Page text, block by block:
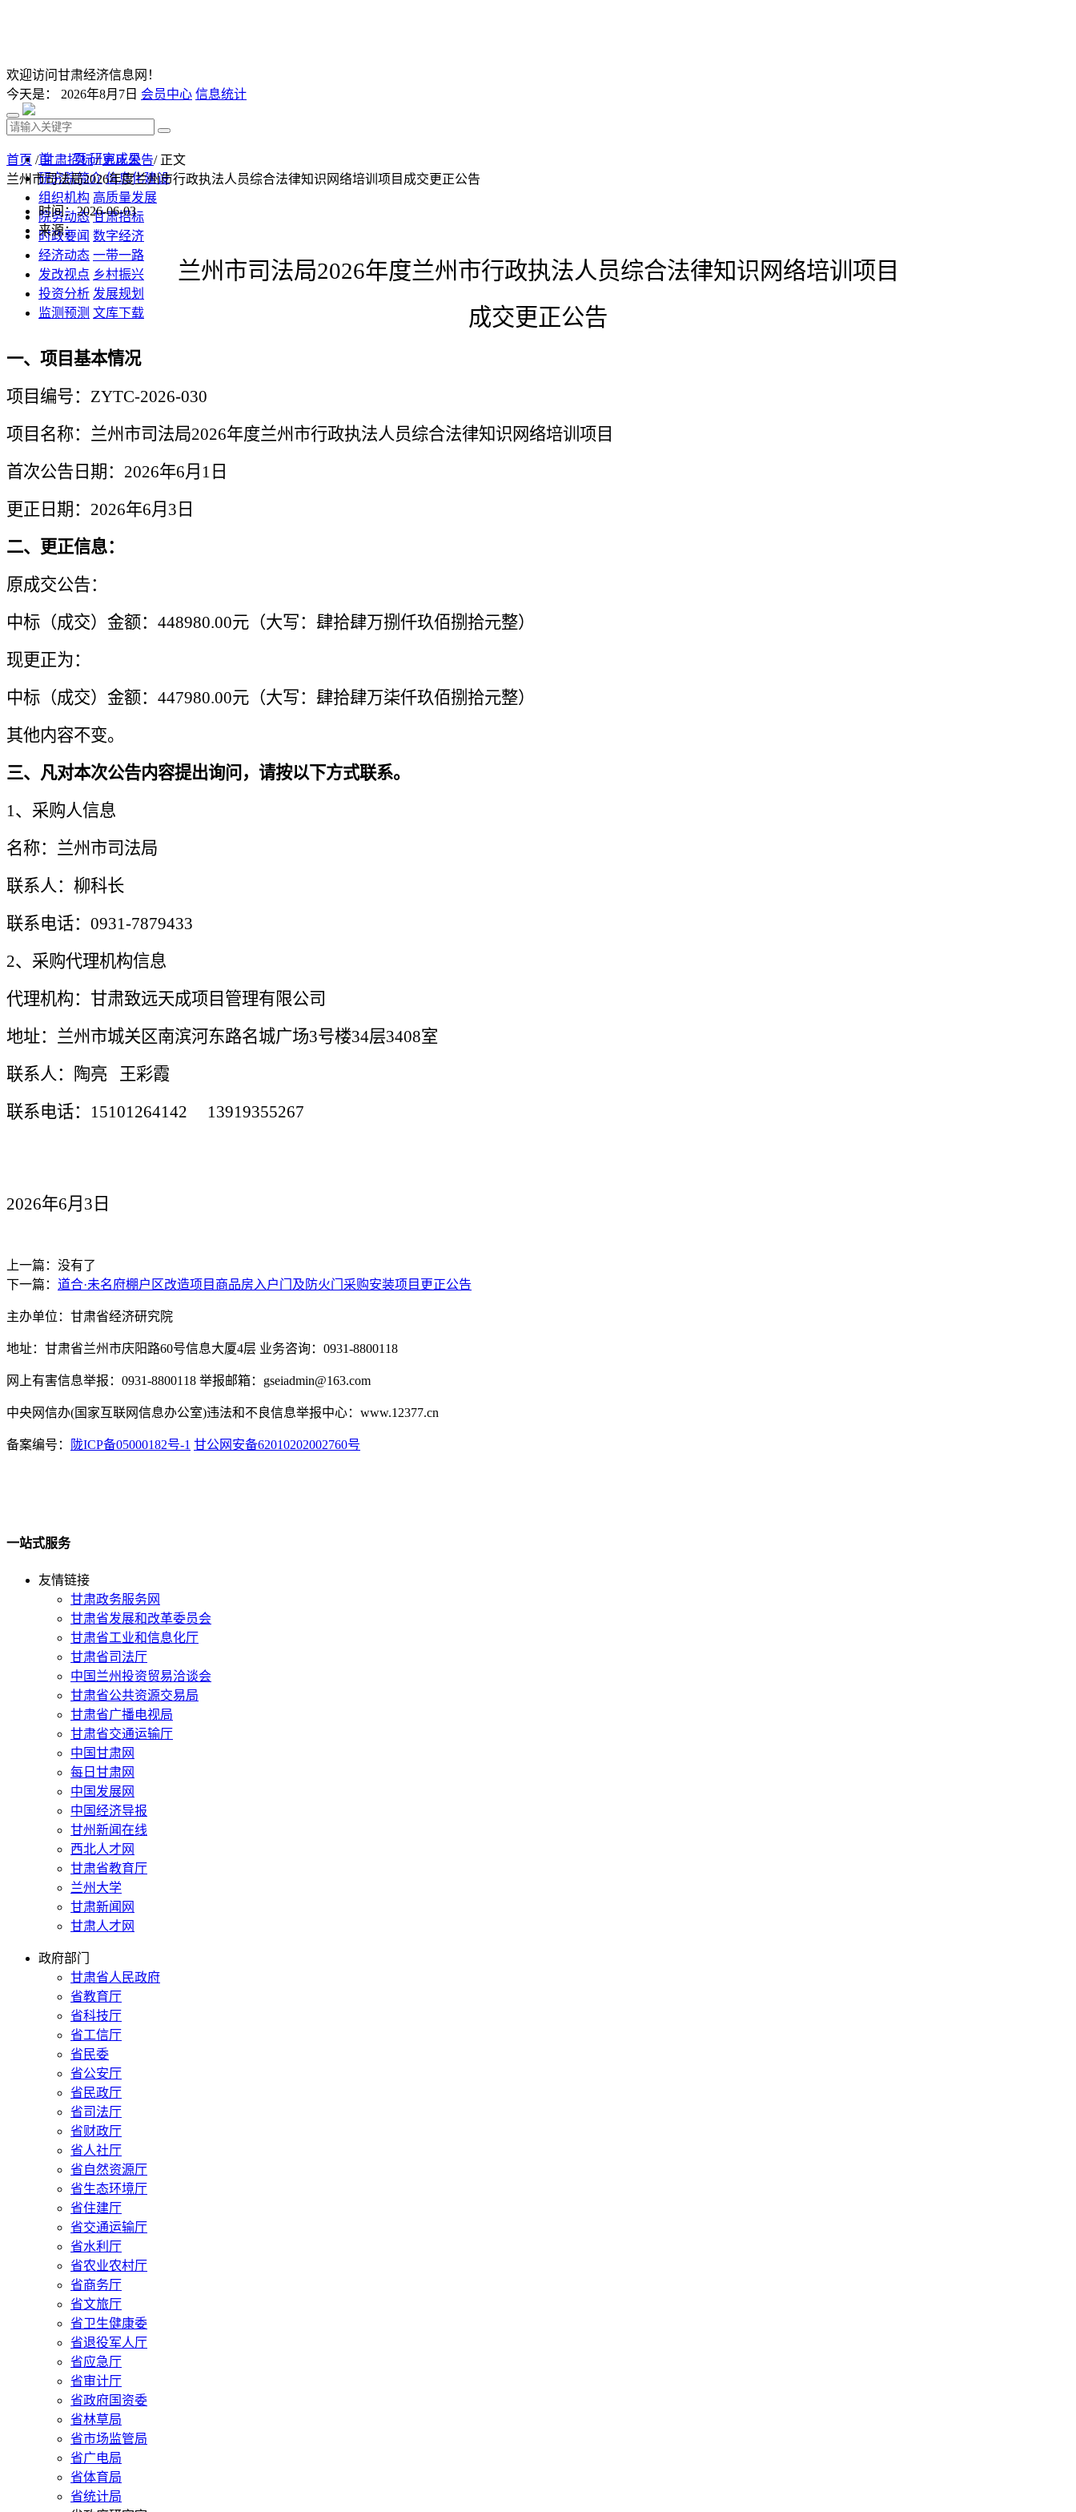
欢迎访问甘肃经济信息网！
今天是： 2026年8月7日 会员中心 信息统计
首 页 研究成果
研究院简介 信息化建设
组织机构 高质量发展
院务动态 甘肃招标
时政要闻 数字经济
经济动态 一带一路
发改视点 乡村振兴
投资分析 发展规划
监测预测 文库下载
首页 /甘肃招标/更正公告/ 正文
兰州市司法局2026年度兰州市行政执法人员综合法律知识网络培训项目成交更正公告
时间：2026-06-03
来源：
兰州市司法局2026年度兰州市行政执法人员综合法律知识网络培训项目
成交更正公告
一、 项目基本情况
项目编号： ZYTC-2026-030
项目名称：兰州市司法局2026年度兰州市行政执法人员综合法律知识网络培训项目
首次公告日期： 2026年6月1日
更正日期： 2026年6月3日
二、更正信息：
原成交公告：
中标（成交）金额： 448980.00元（大写：肆拾肆万捌仟玖佰捌拾元整）
现更正为：
中标（成交）金额： 447980.00元（大写：肆拾肆万柒仟玖佰捌拾元整）
其他内容不变。
三、凡对本次公告内容提出询问，请按以下方式联系。
1、采购人信息
名称：兰州市司法局
联系人：柳科长
联系电话： 0931-7879433
2、采购代理机构信息
代理机构：甘肃致远天成项目管理有限公司
地址：兰州市城关区南滨河东路名城广场3号楼34层3408室
联系人：陶亮
王彩霞
联系电话： 15101264142 13919355267
2026年6月3日
上一篇：没有了
下一篇： 道合·未名府棚户区改造项目商品房入户门及防火门采购安装项目更正公告
主办单位：甘肃省经济研究院
地址：甘肃省兰州市庆阳路60号信息大厦4层 业务咨询：0931-8800118
网上有害信息举报：0931-8800118 举报邮箱：gseiadmin@163.com
中央网信办(国家互联网信息办公室)违法和不良信息举报中心：www.12377.cn
备案编号： 陇ICP备05000182号-1 甘公网安备62010202002760号
一站式服务
友情链接
甘肃政务服务网
甘肃省发展和改革委员会
甘肃省工业和信息化厅
甘肃省司法厅
中国兰州投资贸易洽谈会
甘肃省公共资源交易局
甘肃省广播电视局
甘肃省交通运输厅
中国甘肃网
每日甘肃网
中国发展网
中国经济导报
甘州新闻在线
西北人才网
甘肃省教育厅
兰州大学
甘肃新闻网
甘肃人才网
政府部门
甘肃省人民政府
省教育厅
省科技厅
省工信厅
省民委
省公安厅
省民政厅
省司法厅
省财政厅
省人社厅
省自然资源厅
省生态环境厅
省住建厅
省交通运输厅
省水利厅
省农业农村厅
省商务厅
省文旅厅
省卫生健康委
省退役军人厅
省应急厅
省审计厅
省政府国资委
省林草局
省市场监管局
省广电局
省体育局
省统计局